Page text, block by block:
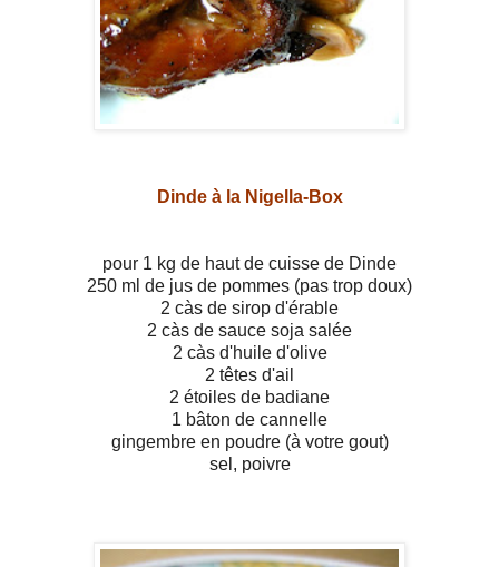
Dinde à la Nigella-Box
pour 1 kg de haut de cuisse de Dinde
250 ml de jus de pommes (pas trop doux)
2 càs de sirop d'érable
2 càs de sauce soja salée
2 càs d'huile d'olive
2 têtes d'ail
2 étoiles de badiane
1 bâton de cannelle
gingembre en poudre (à votre gout)
sel, poivre